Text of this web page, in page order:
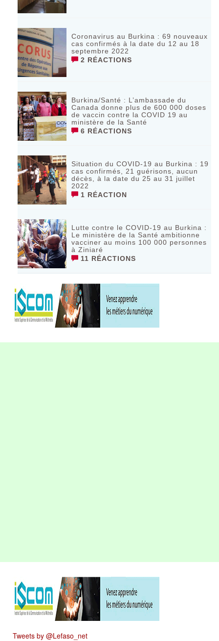
Coronavirus au Burkina : 69 nouveaux
cas confirmés à la date du 12 au 18
septembre 2022
2 RÉACTIONS
Burkina/Santé : L’ambassade du
Canada donne plus de 600 000 doses
de vaccin contre la COVID 19 au
ministère de la Santé
6 RÉACTIONS
Situation du COVID-19 au Burkina : 19
cas confirmés, 21 guérisons, aucun
décès, à la date du 25 au 31 juillet
2022
1 RÉACTION
Lutte contre le COVID-19 au Burkina :
Le ministère de la Santé ambitionne
vacciner au moins 100 000 personnes
à Ziniaré
11 RÉACTIONS
Tweets by @Lefaso_net